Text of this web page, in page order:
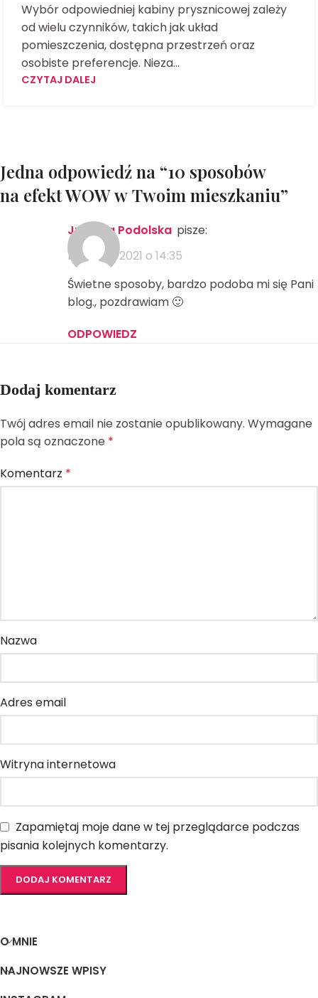
Wybór odpowiedniej kabiny prysznicowej zależy
od wielu czynników, takich jak układ
pomieszczenia, dostępna przestrzeń oraz
osobiste preferencje. Nieza...
CZYTAJ DALEJ
Jedna odpowiedź na “10 sposobów
na efekt WOW w Twoim mieszkaniu”
Justyna Podolska pisze:
17 lutego 2021 o 14:35
Świetne sposoby, bardzo podoba mi się Pani
blog., pozdrawiam 🙂
ODPOWIEDZ
Dodaj komentarz
Twój adres email nie zostanie opublikowany. Wymagane
pola są oznaczone *
Komentarz *
Nazwa
Adres email
Witryna internetowa
Zapamiętaj moje dane w tej przeglądarce podczas
pisania kolejnych komentarzy.
O MNIE
NAJNOWSZE WPISY